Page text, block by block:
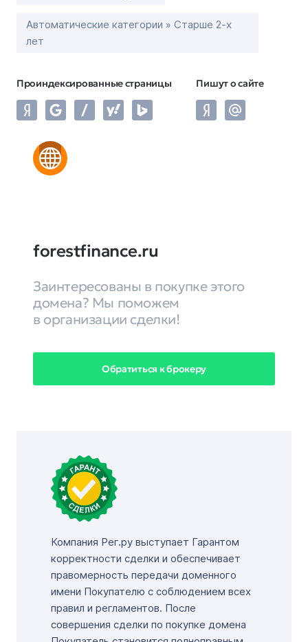
Автоматические категории » Старше 2-х
лет
Проиндексированные страницы Пишут о сайте
forestfinance.ru
Заинтересованы в покупке этого
домена? Мы поможем
в организации сделки!
Обратиться к брокеру
Компания Рег.ру выступает Гарантом
корректности сделки и обеспечивает
правомерность передачи доменного
имени Покупателю с соблюдением всех
правил и регламентов. После
совершения сделки по покупке домена